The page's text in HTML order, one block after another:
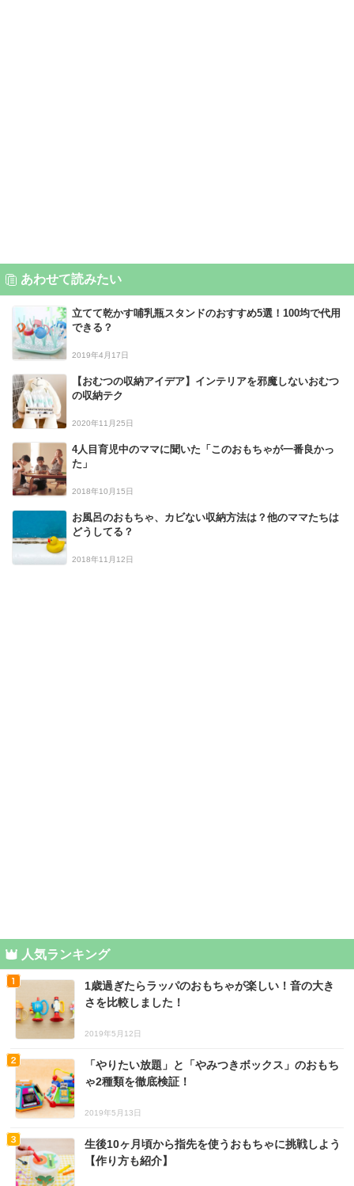
あわせて読みたい
立てて乾かす哺乳瓶スタンドのおすすめ5選！100均で代用
できる？
2019年4月17日
【おむつの収納アイデア】インテリアを邪魔しないおむつ
の収納テク
2020年11月25日
4人目育児中のママに聞いた「このおもちゃが一番良かっ
た」
2018年10月15日
お風呂のおもちゃ、カビない収納方法は？他のママたちは
どうしてる？
2018年11月12日
人気ランキング
1歳過ぎたらラッパのおもちゃが楽しい！音の大き
さを比較しました！
2019年5月12日
「やりたい放題」と「やみつきボックス」のおもち
ゃ2種類を徹底検証！
2019年5月13日
生後10ヶ月頃から指先を使うおもちゃに挑戦しよう
【作り方も紹介】